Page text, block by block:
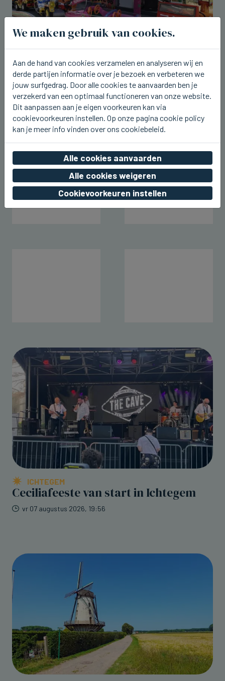
BEERNEM
Dit weekend kermis rond het station
van Beernem
vr 07 augustus 2026, 20:17
ICHTEGEM
Ceciliafeeste van start in Ichtegem
vr 07 augustus 2026, 19:56
We maken gebruik van cookies.
Aan de hand van cookies verzamelen en analyseren wij en
derde partijen informatie over je bezoek en verbeteren we
jouw surfgedrag. Door alle cookies te aanvaarden ben je
verzekerd van een optimaal functioneren van onze website.
Dit aanpassen aan je eigen voorkeuren kan via
cookievoorkeuren instellen. Op onze pagina cookie policy
kan je meer info vinden over ons cookiebeleid.
Alle cookies aanvaarden
Alle cookies weigeren
Cookievoorkeuren instellen